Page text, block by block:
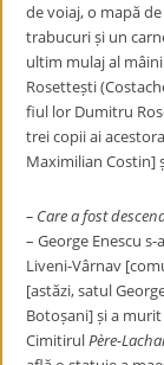
de voiaj, o mapă
trabucuri și un
ultim mulaj al
Rosettești
fiul lor Dumitru
trei copii ai
Maximilian Costin]
– Care a fost
– George Enescu
Liveni-Vârnav
[astăzi, satul
Botoșani] și a
CimitirulPère-